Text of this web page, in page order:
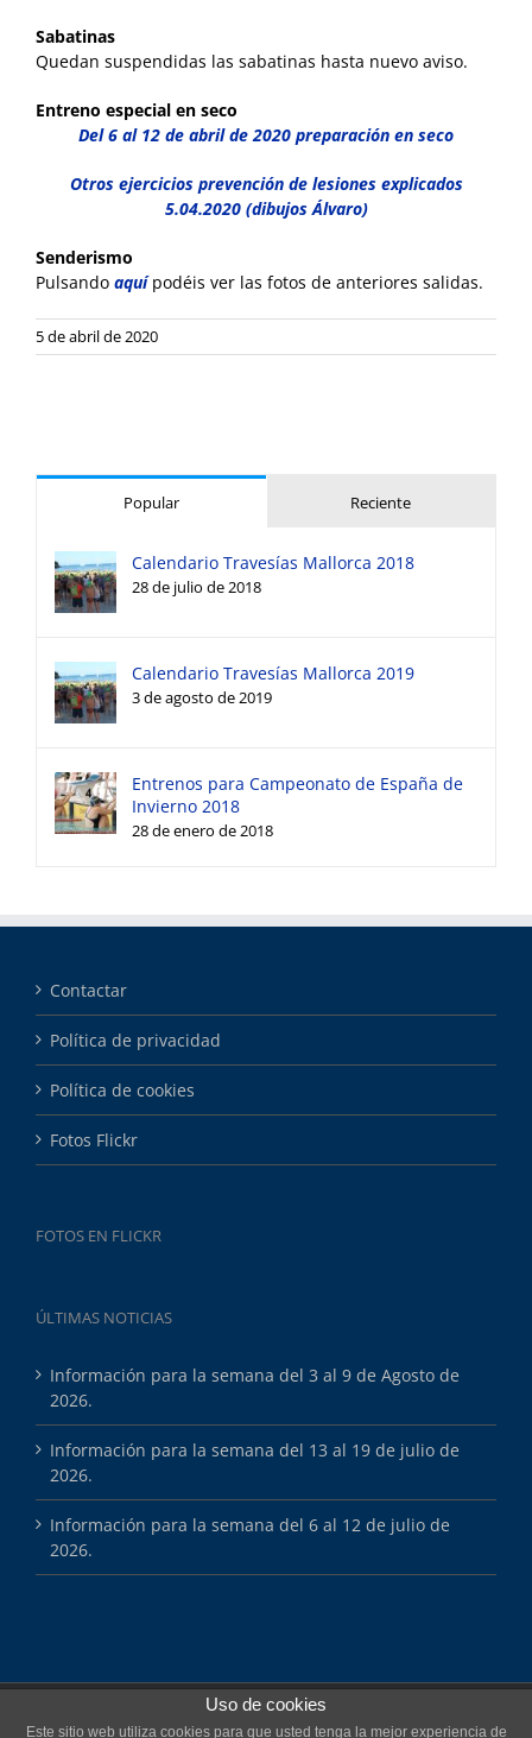
Sabatinas
Quedan suspendidas las sabatinas hasta nuevo aviso.
Entreno especial en seco
Del 6 al 12 de abril de 2020 preparación en seco
Otros ejercicios prevención de lesiones explicados
5.04.2020 (dibujos Álvaro)
Senderismo
Pulsando aquípodéis ver las fotos de anteriores salidas.
5 de abril de 2020
Popular Reciente
Calendario Travesías Mallorca 2018
28 de julio de 2018
Calendario Travesías Mallorca 2019
3 de agosto de 2019
Entrenos para Campeonato de España de
Invierno 2018
28 de enero de 2018
Contactar
Política de privacidad
Política de cookies
Fotos Flickr
FOTOS EN FLICKR
ÚLTIMAS NOTICIAS
Información para la semana del 3 al 9 de Agosto de
2026.
Información para la semana del 13 al 19 de julio de
2026.
Información para la semana del 6 al 12 de julio de
2026.
Copyright 2025 Esports Màsters
Uso de cookies
Este sitio web utiliza cookies para que usted tenga la mejor experiencia de